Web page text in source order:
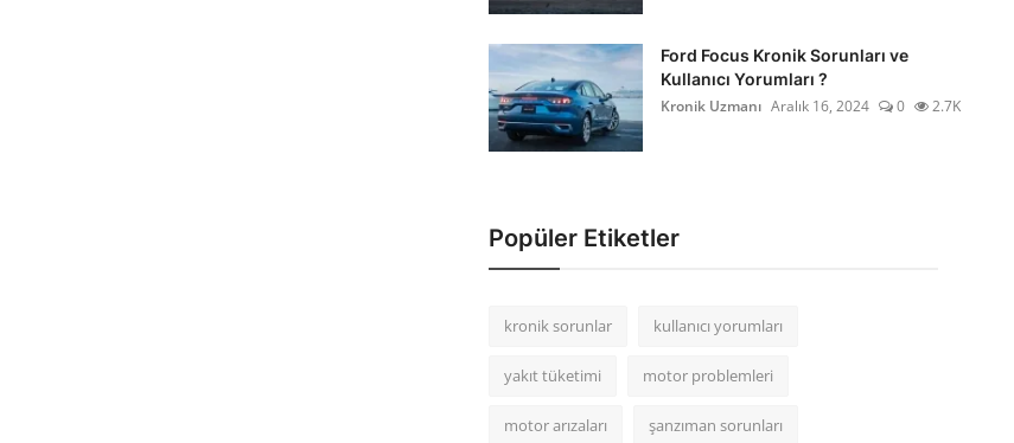
Ford Focus Kronik Sorunları ve
Kullanıcı Yorumları ?
Kronik Uzmanı Aralık 16, 2024 0 2.7K
Popüler Etiketler
kronik sorunlar kullanıcı yorumları
yakıt tüketimi motor problemleri
motor arızaları şanzıman sorunları